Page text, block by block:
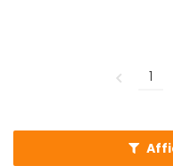
vos moments de
plaira.
1